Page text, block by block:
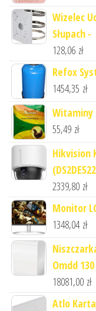
Wizelec
Słupach -
128,06 zł
Refox
1454,35 zł
Witaminy
55,49 zł
Hikvision
2339,80 zł
Monitor
1348,04 zł
Omdd
18081,00 zł
Atlo